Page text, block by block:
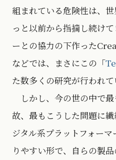
組まれている危険性は、
っと以前から指摘し続け
ーとの協力の下作った
などでは、まさにこの「
た数多くの研究が行われて
しかし、今の世の中で
故、最もこうした問題に
ジタル系プラットフォー
りやすい形で、自らの製